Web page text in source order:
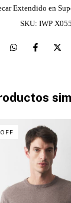
Extendido en
SKU: IWP
OFF